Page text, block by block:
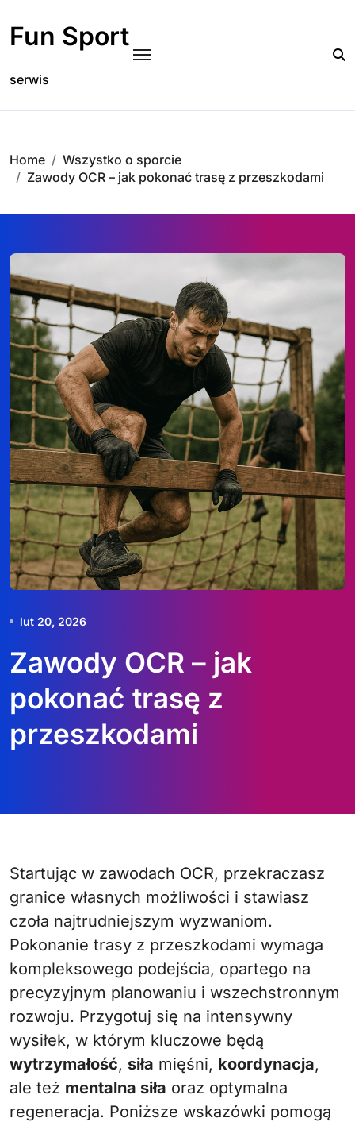
content
Fun Sport
serwis
Home
Wszystko o sporcie
Zawody OCR – jak pokonać trasę z przeszkodami
lut 20, 2026
Zawody OCR – jak
pokonać trasę z
przeszkodami
Startując w zawodach OCR, przekraczasz
granice własnych możliwości i stawiasz
czoła najtrudniejszym wyzwaniom.
Pokonanie trasy z przeszkodami wymaga
kompleksowego podejścia, opartego na
precyzyjnym planowaniu i wszechstronnym
rozwoju. Przygotuj się na intensywny
wysiłek, w którym kluczowe będą
wytrzymałość, siła mięśni, koordynacja,
ale też mentalna siła oraz optymalna
regeneracja. Poniższe wskazówki pomogą